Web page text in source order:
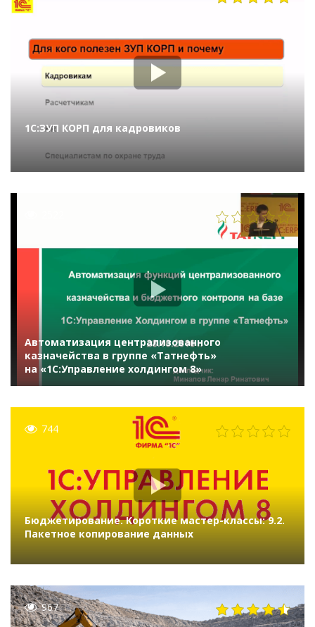
1С:ЗУП КОРП для кадровиков
Автоматизация централизованного
казначейства в группе «Татнефть»
на «1С:Управление холдингом 8»
744
Бюджетирование. Короткие мастер-классы: 9.2.
Пакетное копирование данных
967